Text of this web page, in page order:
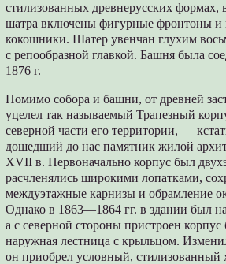
стилизованных древнерусских формах,
шатра включены фигурные фронтоны и
кокошники. Шатер увенчан глухим
с репообразной главкой. Башня была
1876 г.
Помимо собора и башни, от древней
уцелел так называемый Трапезный
северной части его территории, —
дошедший до нас памятник жилой
XVII в. Первоначально корпус был
расчленялись широкими лопатками,
междуэтажные карнизы и обрамление
Однако в 1863—1864 гг. в здании был
а с северной стороны пристроен
наружная лестница с крыльцом.
он приобрел условный, стилизованный